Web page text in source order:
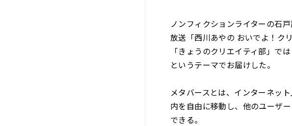
ノンフィクションライターの石
放送「西川あやの おいでよ！ク
「きょうのクリエイティ部」で
というテーマでお届けした。
メタバースとは、インターネッ
内を自由に移動し、他のユーザ
できる。